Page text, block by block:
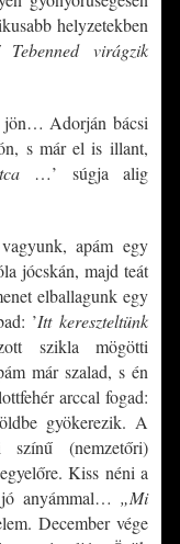
helyzetekben
virágzik
jön… Adorján bácsi
s már el is illant,
…’ súgja alig
apám egy
jócskán, majd teát
elballagunk egy
’Itt kereszteltünk
szikla mögötti
már szalad, s én
arccal fogad:
gyökerezik. A
színű (nemzetőri)
Kiss néni a
jó anyámmal… „Mi
December vége